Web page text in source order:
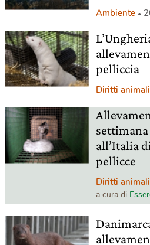
Ambiente
pelliccia
Diritti animali
all’Italia
pellicce
Diritti animali
a cura di